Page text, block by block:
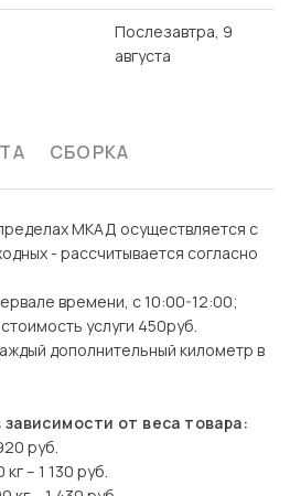
Послезавтра, 9
августа
СБОРКА
МКАД осуществляется с
- рассчитывается согласно
времени, с 10:00-12:00;
услуги 450руб.
дополнительный километр в
от веса товара:
руб.
– 1 130 руб.